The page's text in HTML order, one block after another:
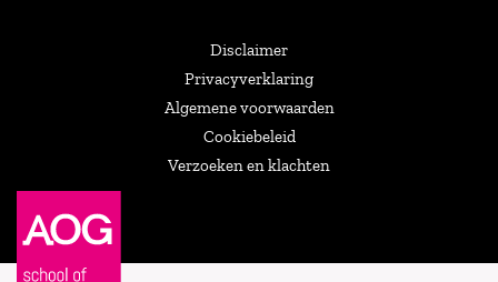
Disclaimer
Privacyverklaring
Algemene voorwaarden
Cookiebeleid
Verzoeken en klachten